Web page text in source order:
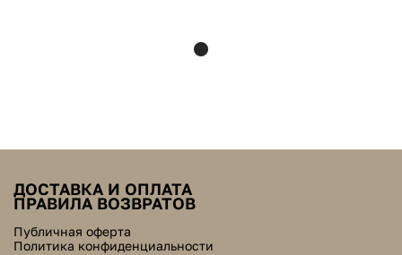
ДОСТАВКА И ОПЛАТА
ПРАВИЛА ВОЗВРАТОВ
Публичная оферта
Политика конфиденциальности